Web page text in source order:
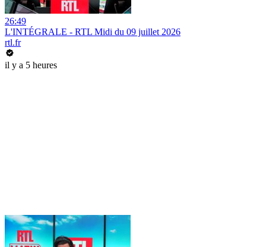
26:49
L'INTÉGRALE - RTL Midi du 09 juillet 2026
rtl.fr
il y a 5 heures